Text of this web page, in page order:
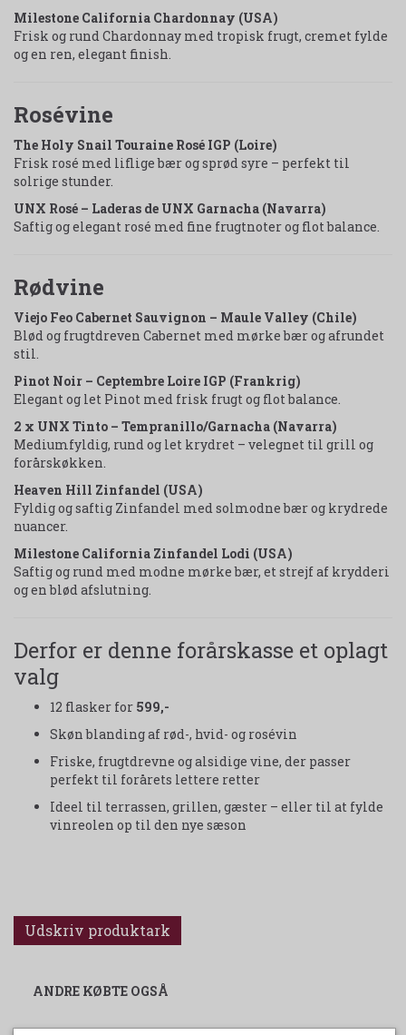
Milestone California Chardonnay (USA)
Frisk og rund Chardonnay med tropisk frugt, cremet fylde
og en ren, elegant finish.
Rosévine
The Holy Snail Touraine Rosé IGP (Loire)
Frisk rosé med liflige bær og sprød syre – perfekt til
solrige stunder.
UNX Rosé – Laderas de UNX Garnacha (Navarra)
Saftig og elegant rosé med fine frugtnoter og flot balance.
Rødvine
Viejo Feo Cabernet Sauvignon – Maule Valley (Chile)
Blød og frugtdreven Cabernet med mørke bær og afrundet
stil.
Pinot Noir – Ceptembre Loire IGP (Frankrig)
Elegant og let Pinot med frisk frugt og flot balance.
2 x UNX Tinto – Tempranillo/Garnacha (Navarra)
Mediumfyldig, rund og let krydret – velegnet til grill og
forårskøkken.
Heaven Hill Zinfandel (USA)
Fyldig og saftig Zinfandel med solmodne bær og krydrede
nuancer.
Milestone California Zinfandel Lodi (USA)
Saftig og rund med modne mørke bær, et strejf af krydderi
og en blød afslutning.
Derfor er denne forårskasse et oplagt
valg
12 flasker for 599,-
Skøn blanding af rød-, hvid- og rosévin
Friske, frugtdrevne og alsidige vine, der passer
perfekt til forårets lettere retter
Ideel til terrassen, grillen, gæster – eller til at fylde
vinreolen op til den nye sæson
Udskriv produktark
ANDRE KØBTE OGSÅ